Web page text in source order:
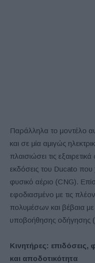
Παράλληλα το μοντέλο
και σε μία αμιγώς
πλαισιώσει τις
εκδόσεις του Ducato που
φυσικό αέριο (CNG).
εφοδιασμένο με τις
πολυμέσων και βέβαια
υποβοήθησης οδήγησης
Κινητήρες: επιδόσεις,
και αποδοτικότητα